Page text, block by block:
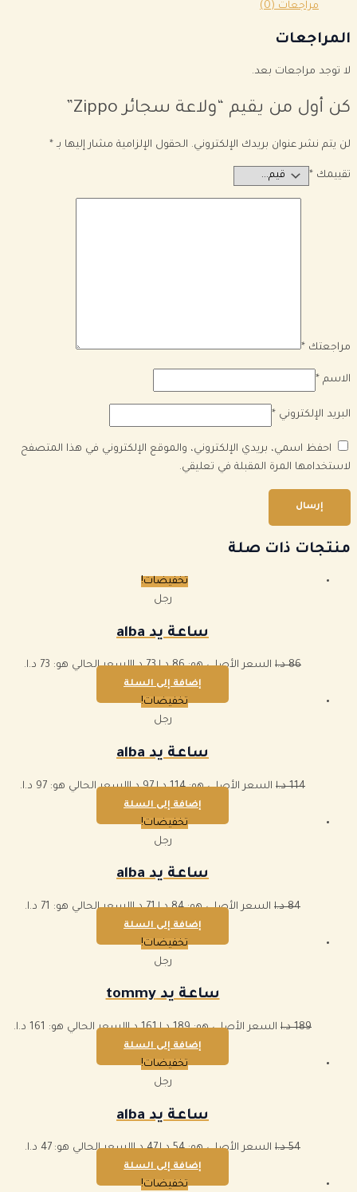
مراجعات (0)
المراجعات
لا توجد مراجعات بعد.
كن أول من يقيم “ولاعة سجائر Zippo”
لن يتم نشر عنوان بريدك الإلكتروني. الحقول الإلزامية مشار إليها بـ *
تقييمك *
مراجعتك *
الاسم *
البريد الإلكتروني *
احفظ اسمي، بريدي الإلكتروني، والموقع الإلكتروني في هذا المتصفح
لاستخدامها المرة المقبلة في تعليقي.
منتجات ذات صلة
تخفيضات!
رجل
ساعة يد alba
86 د.ا السعر الأصلي هو: 86 د.ا. 73 د.االسعر الحالي هو: 73 د.ا.
إضافة إلى السلة
تخفيضات!
رجل
ساعة يد alba
114 د.ا السعر الأصلي هو: 114 د.ا. 97 د.االسعر الحالي هو: 97 د.ا.
إضافة إلى السلة
تخفيضات!
رجل
ساعة يد alba
84 د.ا السعر الأصلي هو: 84 د.ا. 71 د.االسعر الحالي هو: 71 د.ا.
إضافة إلى السلة
تخفيضات!
رجل
ساعة يد tommy
189 د.ا السعر الأصلي هو: 189 د.ا. 161 د.االسعر الحالي هو: 161 د.ا.
إضافة إلى السلة
تخفيضات!
رجل
ساعة يد alba
54 د.ا السعر الأصلي هو: 54 د.ا. 47 د.االسعر الحالي هو: 47 د.ا.
إضافة إلى السلة
تخفيضات!